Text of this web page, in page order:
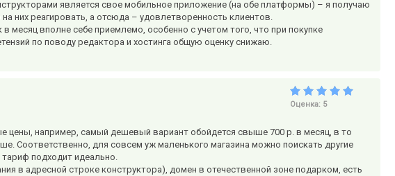
является свое мобильное приложение (на обе платформы) – я получаю
них реагировать, а отсюда – удовлетворенность клиентов.
месяц вполне себе приемлемо, особенно с учетом того, что при покупке
по поводу редактора и хостинга общую оценку снижаю.
Оценка: 5
цены, например, самый дешевый вариант обойдется свыше 700 р. в месяц, в то
Соответственно, для совсем уж маленького магазина можно поискать другие
подходит идеально.
в адресной строке конструктора), домен в отечественной зоне подарком, есть